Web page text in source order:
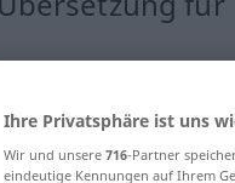
Ihre Privatsphäre ist uns
Wir und unsere 716-Partner
eindeutige Kennungen auf Ihrem